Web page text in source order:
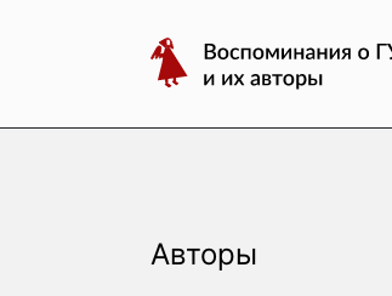
Воспоминания
о
и
Авторы